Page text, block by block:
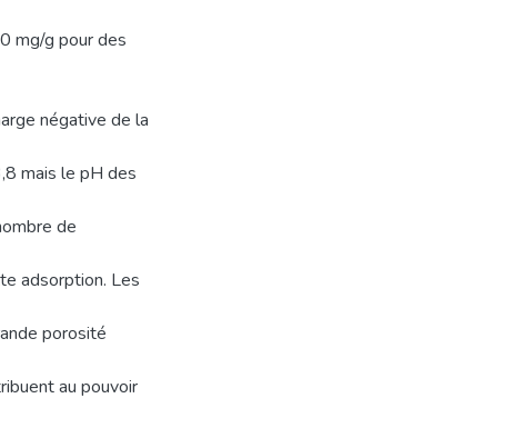
mg/g pour des
négative de la
mais le pH des
de
adsorption. Les
porosité
au pouvoir